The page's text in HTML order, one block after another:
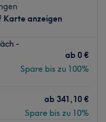
Karte anzeigen
-
ab 0 €
Spare bis zu 100%
ab 341,10 €
Spare bis zu 10%